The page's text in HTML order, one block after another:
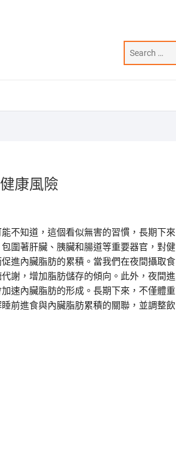
康風險
不知道，這個看似無害的習慣，長期下來
圍著肝臟、胰臟和腸道等重要器官，對健
進內臟脂肪的累積。當我們在夜間攝取食
謝，增加脂肪儲存的傾向。此外，夜間進
速內臟脂肪的形成。長期下來，不僅體重
前進食與內臟脂肪累積的關聯，並調整飲